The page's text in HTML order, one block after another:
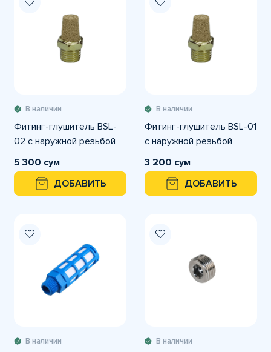
В наличии
Фитинг-глушитель BSL-
02 с наружной резьбой
5 300 сум
ДОБАВИТЬ
В наличии
Фитинг-глушитель BSL-01
с наружной резьбой
3 200 сум
ДОБАВИТЬ
В наличии В наличии